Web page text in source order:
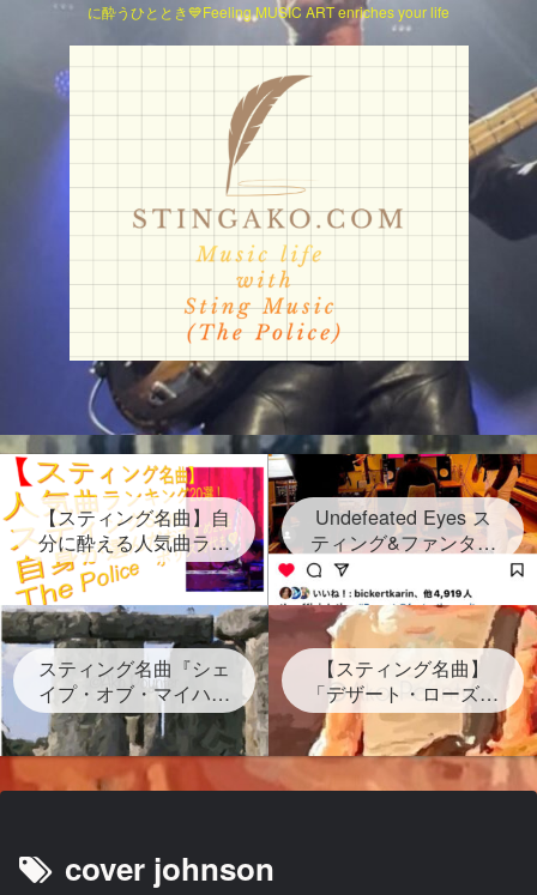
に酔うひととき💙Feeling MUSIC ART enriches your life
【スティング名曲】自
分に酔える人気曲ラン
キング20選！スティン
グセクシーショットが
放つ Sting自身が選ん
だ２０曲、なんと日本
語だけのタイトルソン
グが存在する？」
Undefeated Eyes ス
ティング&ファンタス
ティック・ネグリート
新曲発表！2024年6月
28日金！グラミー賞受
賞連続3回 しかし再ス
タートは路上だった
スティング名曲『シェ
イプ・オブ・マイハー
ト』ストーンヘンジの
岩の下書かれた曲を宇
多田ヒカルがサンプリ
ング なぜ？映画レオ
【スティング名曲】
「デザート・ローズ」
砂漠のバラは？岩？歌
詞・和訳・背景どんな
曲？
cover johnson